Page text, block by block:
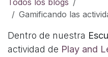
Todos los blogs
Gamificando las
Dentro de nuestra
actividad de Play and